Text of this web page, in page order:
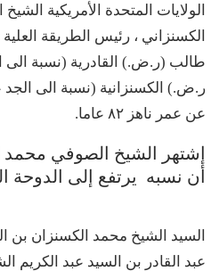
الولايات المتحدة الأمريكية
الكسنزاني ، رئيس الطريقة
طالب (ر.ض.) القادرية (نسبة الى
ر.ض.) الكسنزانية (نسبة الى الجد
عن عمر ناهز ٨٢ عاما.
إشتهر الشيخ الصوفي محمد
أن نسبه يرتفع إلى الدوحة
السيد الشيخ محمد الكسنزان بن
عبد القادر بن السيد عبد الكريم